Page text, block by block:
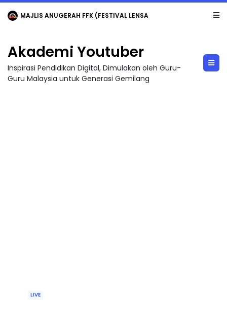
MAJLIS ANUGERAH FFK (FESTIVAL LENSA PENDIDIKAN - FLeP) 2026
Akademi Youtuber
Inspirasi Pendidikan Digital, Dimulakan oleh Guru-
Guru Malaysia untuk Generasi Gemilang
LIVE